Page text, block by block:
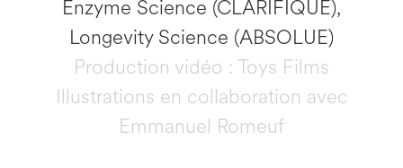
Enzyme Science (CLARIFIQUE),
Longevity Science (ABSOLUE)
Production vidéo : Toys Films
Illustrations en collaboration avec
Emmanuel Romeuf